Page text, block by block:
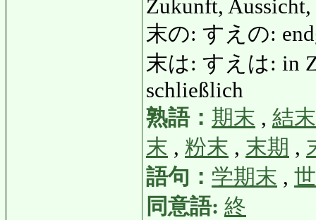
Zukunft,
末の: すえの:
末は: すえは: in
schließlich
熟語： 期末 , 結末
末 , 粉末 , 末期 ,
語句： 学期末 ,
同意語: 終